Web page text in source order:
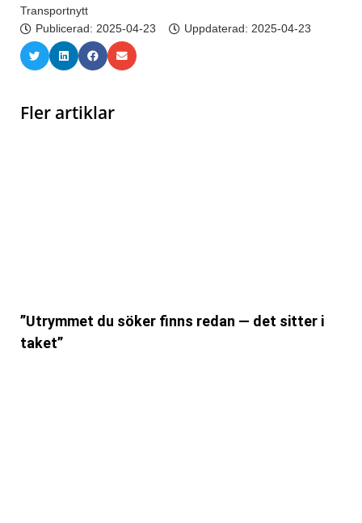
Transportnytt
Publicerad: 2025-04-23 Uppdaterad: 2025-04-23
Fler artiklar
”Utrymmet du söker finns redan — det sitter i
taket”